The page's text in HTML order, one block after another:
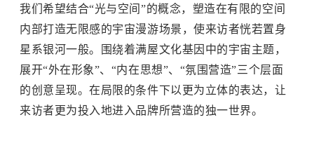
我们希望结合“光与空间”的概念，塑造在有限的空间
内部打造无限感的宇宙漫游场景，使来访者恍若置身
星系银河一般。围绕着满屋文化基因中的宇宙主题，
展开“外在形象”、“内在思想”、“氛围营造”三个层面
的创意呈现。在局限的条件下以更为立体的表达，让
来访者更为投入地进入品牌所营造的独一世界。